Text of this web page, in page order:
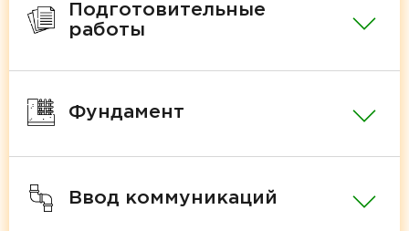
Подготовительные
работы
Фундамент
Ввод коммуникаций